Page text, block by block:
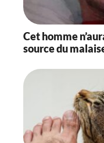
Cet homme
source du